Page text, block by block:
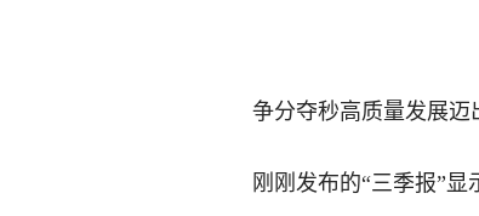
争分夺秒高质量发展迈
刚刚发布的“三季报”显